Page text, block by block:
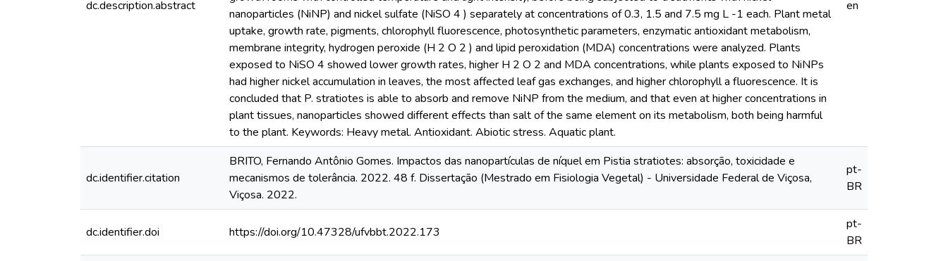
dc.description.abstract
nanoparticles (NiNP) and nickel sulfate (NiSO 4 ) separately at concentrations of 0.3, 1.5 and 7.5 mg L -1 each. Plant metal
uptake, growth rate, pigments, chlorophyll fluorescence, photosynthetic parameters, enzymatic antioxidant metabolism,
membrane integrity, hydrogen peroxide (H 2 O 2 ) and lipid peroxidation (MDA) concentrations were analyzed. Plants
exposed to NiSO 4 showed lower growth rates, higher H 2 O 2 and MDA concentrations, while plants exposed to NiNPs
had higher nickel accumulation in leaves, the most affected leaf gas exchanges, and higher chlorophyll a fluorescence. It is
concluded that P. stratiotes is able to absorb and remove NiNP from the medium, and that even at higher concentrations in
plant tissues, nanoparticles showed different effects than salt of the same element on its metabolism, both being harmful
to the plant. Keywords: Heavy metal. Antioxidant. Abiotic stress. Aquatic plant.
en
dc.identifier.citation
BRITO, Fernando Antônio Gomes. Impactos das nanopartículas de níquel em Pistia stratiotes: absorção, toxicidade e
mecanismos de tolerância. 2022. 48 f. Dissertação (Mestrado em Fisiologia Vegetal) - Universidade Federal de Viçosa,
Viçosa. 2022.
pt-
BR
dc.identifier.doi https://doi.org/10.47328/ufvbbt.2022.173
pt-
BR